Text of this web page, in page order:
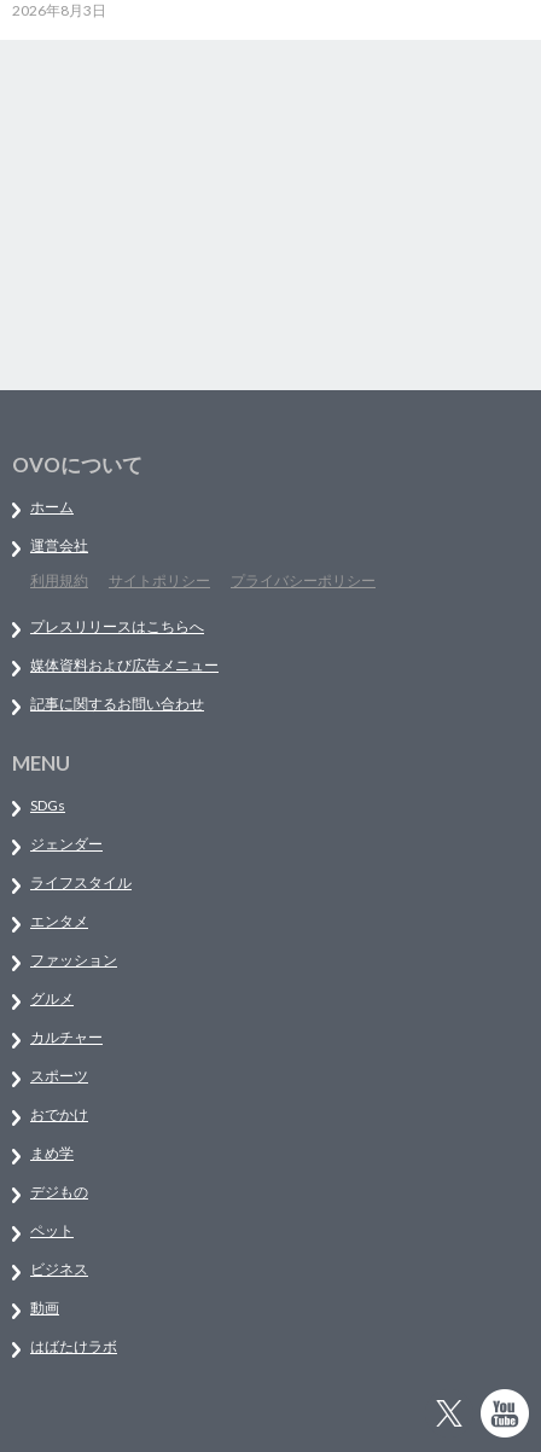
2026年8月3日
OVOについて
ホーム
運営会社
利用規約
サイトポリシー プライバシーポリシー
プレスリリースはこちらへ
媒体資料および広告メニュー
記事に関するお問い合わせ
MENU
SDGs
ジェンダー
ライフスタイル
エンタメ
ファッション
グルメ
カルチャー
スポーツ
おでかけ
まめ学
デジもの
ペット
ビジネス
動画
はばたけラボ